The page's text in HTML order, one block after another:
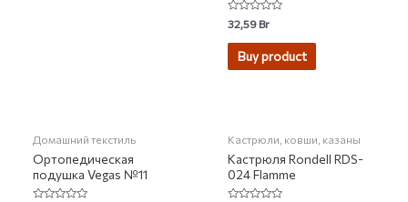
Rated
0
out
32,59Br
Buy product
Домашний текстиль
Ортопедическая
подушка Vegas №11
Кастрюли, ковши, казаны
Кастрюля Rondell RDS-
024 Flamme